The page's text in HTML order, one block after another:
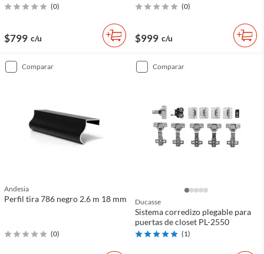
(0)
$799 c/u
(0)
$999 c/u
comparar
Andesia
Perfil tira 786 negro 2.6 m 18 mm
(0)
comparar
Ducasse
Sistema corredizo plegable para
puertas de closet PL-2550
(1)